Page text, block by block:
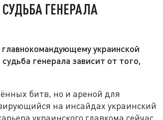
ГЕНЕРАЛА
украинской
генерала зависит от того,
битв, но и ареной для
на инсайдах украинский
украинского главкома сейчас